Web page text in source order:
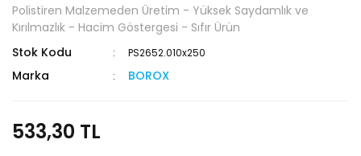
Polistiren Malzemeden Üretim - Yüksek Saydamlık ve
Kırılmazlık - Hacim Göstergesi - Sıfır Ürün
Stok Kodu
PS2652.010x250
Marka BOROX
533,30 TL